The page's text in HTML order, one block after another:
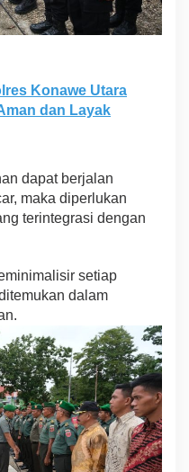
Konawe Utara
dan Layak
dapat berjalan
maka diperlukan
terintegrasi dengan
setiap
dalam